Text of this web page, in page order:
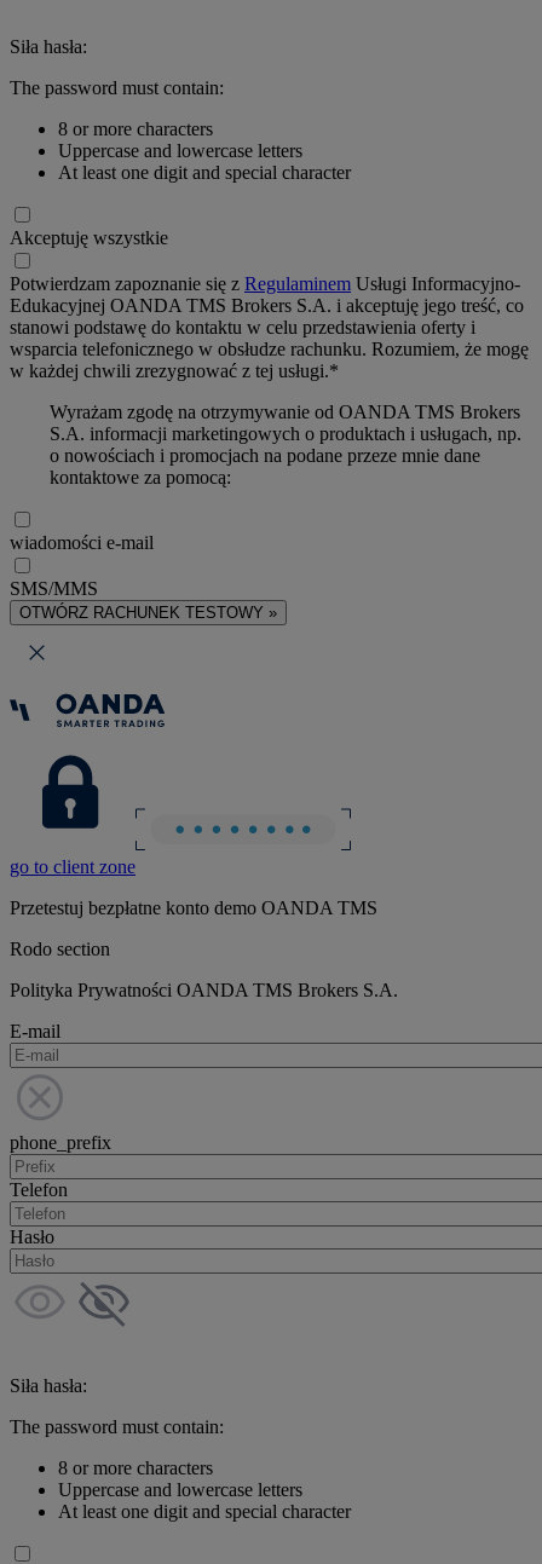
Siła hasła:
The password must contain:
8 or more characters
Uppercase and lowercase letters
At least one digit and special character
Akceptuję wszystkie
Potwierdzam zapoznanie się z Regulaminem Usługi Informacyjno-
Edukacyjnej OANDA TMS Brokers S.A. i akceptuję jego treść, co
stanowi podstawę do kontaktu w celu przedstawienia oferty i
wsparcia telefonicznego w obsłudze rachunku. Rozumiem, że mogę
w każdej chwili zrezygnować z tej usługi.*
Wyrażam zgodę na otrzymywanie od OANDA TMS Brokers
S.A. informacji marketingowych o produktach i usługach, np.
o nowościach i promocjach na podane przeze mnie dane
kontaktowe za pomocą:
wiadomości e-mail
SMS/MMS
OTWÓRZ RACHUNEK TESTOWY »
go to client zone
Przetestuj bezpłatne konto demo OANDA TMS
Rodo section
Polityka Prywatności OANDA TMS Brokers S.A.
E-mail
phone_prefix
Telefon
Hasło
Siła hasła:
The password must contain:
8 or more characters
Uppercase and lowercase letters
At least one digit and special character